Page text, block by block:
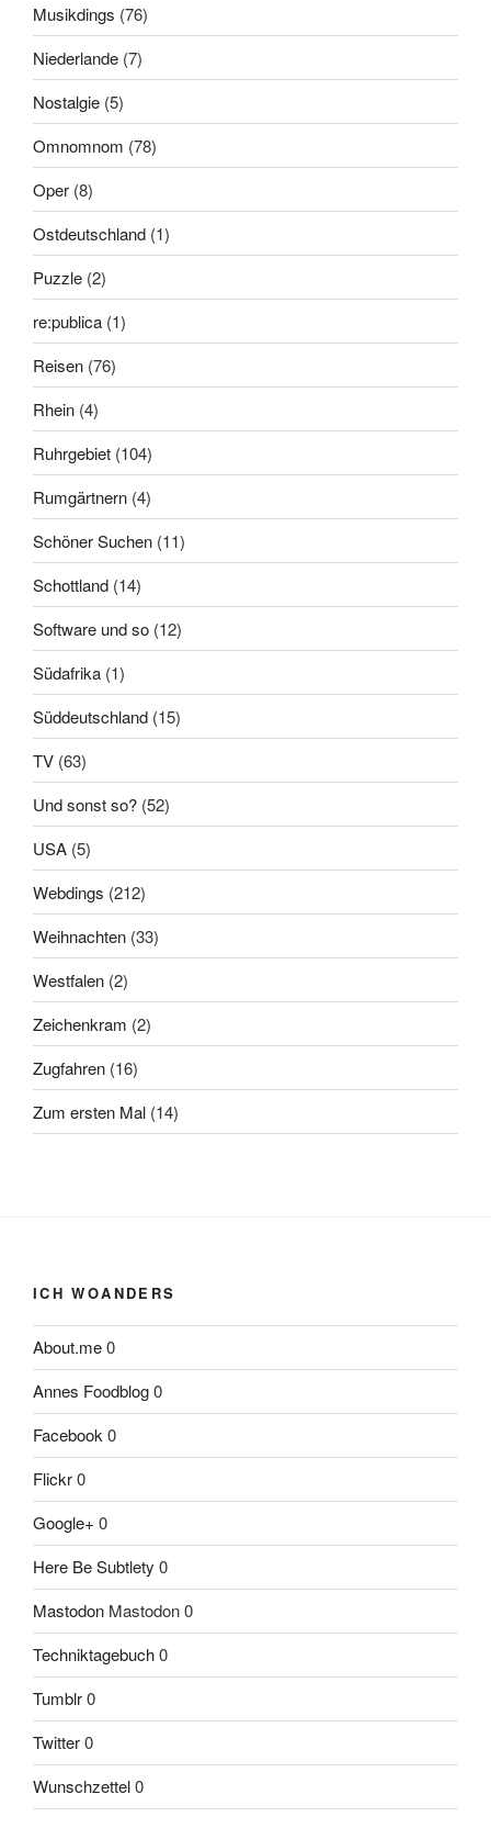
Musikdings (76)
Niederlande (7)
Nostalgie (5)
Omnomnom (78)
Oper (8)
Ostdeutschland (1)
Puzzle (2)
re:publica (1)
Reisen (76)
Rhein (4)
Ruhrgebiet (104)
Rumgärtnern (4)
Schöner Suchen (11)
Schottland (14)
Software und so (12)
Südafrika (1)
Süddeutschland (15)
TV (63)
Und sonst so? (52)
USA (5)
Webdings (212)
Weihnachten (33)
Westfalen (2)
Zeichenkram (2)
Zugfahren (16)
Zum ersten Mal (14)
ICH WOANDERS
About.me0
Annes Foodblog0
Facebook 0
Flickr0
Google+ 0
Here Be Subtlety 0
Mastodon Mastodon 0
Techniktagebuch0
Tumblr0
Twitter0
Wunschzettel0